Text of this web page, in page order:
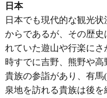
日本
日本でも現代的な観光
からであるが、その歴
れていた遊山や行楽に
時すでに吉野、熊野や
貴族の参詣があり、有
泉地を訪れる貴族は後を